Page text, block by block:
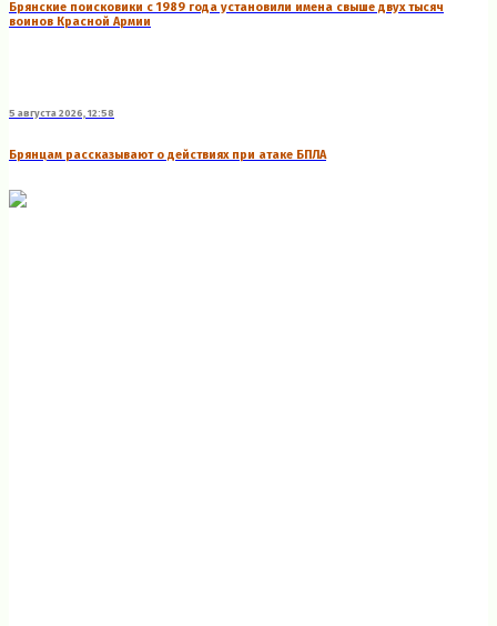
Брянские поисковики с 1989 года установили имена свыше двух тысяч
воинов Красной Армии
5 августа 2026, 12:58
Брянцам рассказывают о действиях при атаке БПЛА